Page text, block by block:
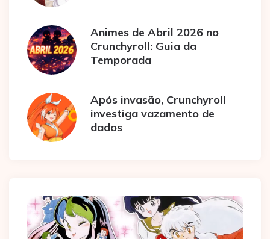
Animes de Abril 2026 no
Crunchyroll: Guia da
Temporada
Após invasão, Crunchyroll
investiga vazamento de
dados